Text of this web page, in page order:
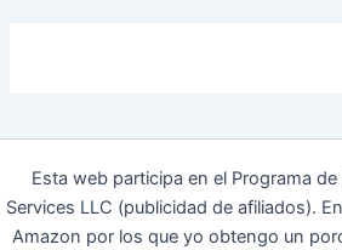
Esta web participa en el Programa
Services LLC (publicidad de afiliados).
Amazon por los que yo obtengo un